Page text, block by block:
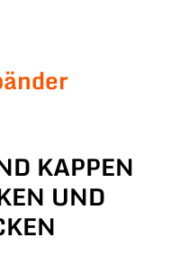
KAPPEN
UND